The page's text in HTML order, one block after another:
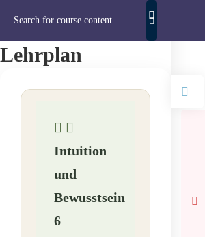
Lehrplan
Intuition
und
Bewusstsein
6